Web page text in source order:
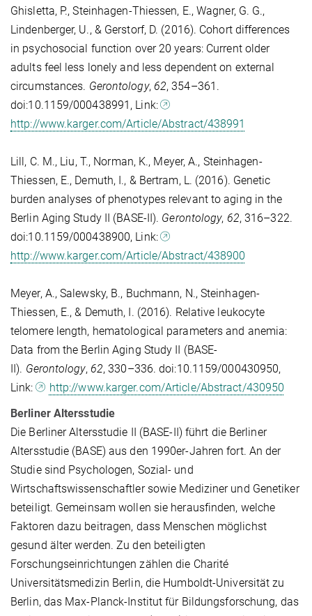
Ghisletta, P., Steinhagen-Thiessen, E., Wagner, G. G.,
Lindenberger, U., & Gerstorf, D. (2016). Cohort differences
in psychosocial function over 20 years: Current older
adults feel less lonely and less dependent on external
circumstances. Gerontology, 62, 354–361.
doi:10.1159/000438991, Link:
http://www.karger.com/Article/Abstract/438991
Lill, C. M., Liu, T., Norman, K., Meyer, A., Steinhagen-
Thiessen, E., Demuth, I., & Bertram, L. (2016). Genetic
burden analyses of phenotypes relevant to aging in the
Berlin Aging Study II (BASE-II). Gerontology, 62, 316–322.
doi:10.1159/000438900, Link:
http://www.karger.com/Article/Abstract/438900
Meyer, A., Salewsky, B., Buchmann, N., Steinhagen-
Thiessen, E., & Demuth, I. (2016). Relative leukocyte
telomere length, hematological parameters and anemia:
Data from the Berlin Aging Study II (BASE-
II). Gerontology, 62, 330–336. doi:10.1159/000430950,
Link:
http://www.karger.com/Article/Abstract/430950
Berliner Altersstudie
Die Berliner Altersstudie II (BASE-II) führt die Berliner
Altersstudie (BASE) aus den 1990er-Jahren fort. An der
Studie sind Psychologen, Sozial- und
Wirtschaftswissenschaftler sowie Mediziner und Genetiker
beteiligt. Gemeinsam wollen sie herausfinden, welche
Faktoren dazu beitragen, dass Menschen möglichst
gesund älter werden. Zu den beteiligten
Forschungseinrichtungen zählen die Charité
Universitätsmedizin Berlin, die Humboldt-Universität zu
Berlin, das Max-Planck-Institut für Bildungsforschung, das